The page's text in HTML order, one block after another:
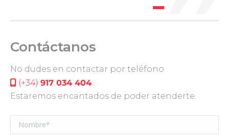
Contáctanos
No dudes en contactar por teléfono
(+34) 917 034 404.
Estaremos encantados de poder atenderte.